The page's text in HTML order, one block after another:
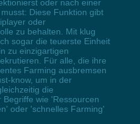
oder nach einer
Diese Funktion gibt
oder
zu behalten. Mit klug
sogar die teuerste Einheit
zu einzigartigen
Für alle, die ihre
Farming ausbremsen
know, um in der
die
wie 'Ressourcen
oder 'schnelles Farming'